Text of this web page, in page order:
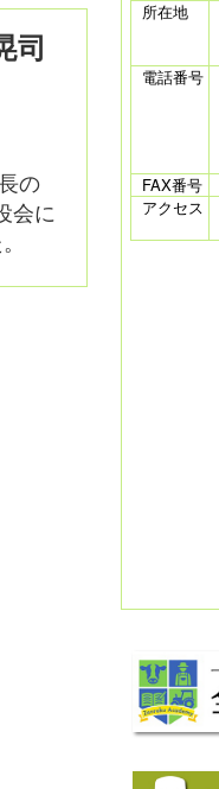
司
の
会に
所在地
電話番号
FAX番号
アクセス